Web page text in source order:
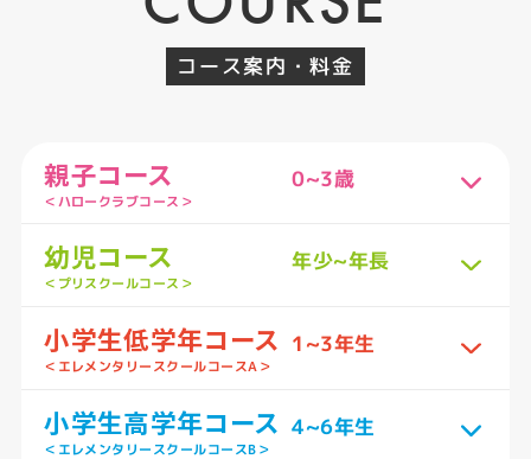
コース案内・料金
親子コース 0~3歳
＜ハロークラブコース＞
幼児コース 年少~年長
＜プリスクールコース＞
小学生低学年コース 1~3年生
＜エレメンタリースクールコースA＞
小学生高学年コース 4~6年生
＜エレメンタリースクールコースB＞